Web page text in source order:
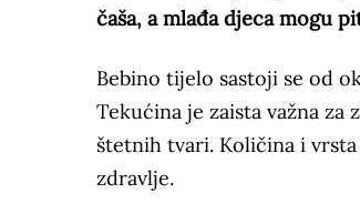
čaša, a mlađa djeca mogu
Bebino tijelo sastoji se od
Tekućina je zaista važna
štetnih tvari. Količina i
zdravlje.